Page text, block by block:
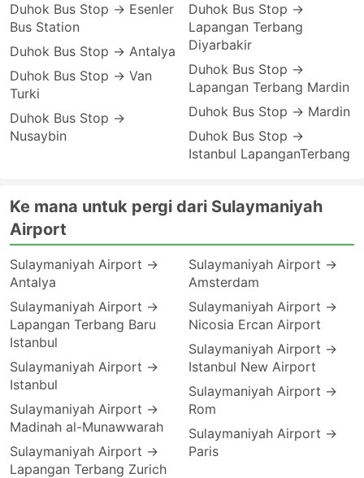
Duhok Bus Stop → Esenler
Bus Station
Duhok Bus Stop → Antalya
Duhok Bus Stop → Van
Turki
Duhok Bus Stop →
Nusaybin
Duhok Bus Stop →
Lapangan Terbang
Diyarbakir
Duhok Bus Stop →
Lapangan Terbang Mardin
Duhok Bus Stop → Mardin
Duhok Bus Stop →
Istanbul LapanganTerbang
Ke mana untuk pergi dari Sulaymaniyah
Airport
Sulaymaniyah Airport →
Antalya
Sulaymaniyah Airport →
Lapangan Terbang Baru
Istanbul
Sulaymaniyah Airport →
Istanbul
Sulaymaniyah Airport →
Madinah al-Munawwarah
Sulaymaniyah Airport →
Lapangan Terbang Zurich
Sulaymaniyah Airport →
Amsterdam
Sulaymaniyah Airport →
Nicosia Ercan Airport
Sulaymaniyah Airport →
Istanbul New Airport
Sulaymaniyah Airport →
Rom
Sulaymaniyah Airport →
Paris